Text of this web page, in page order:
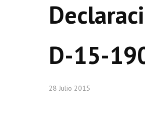
D-15-
28 Julio 2015